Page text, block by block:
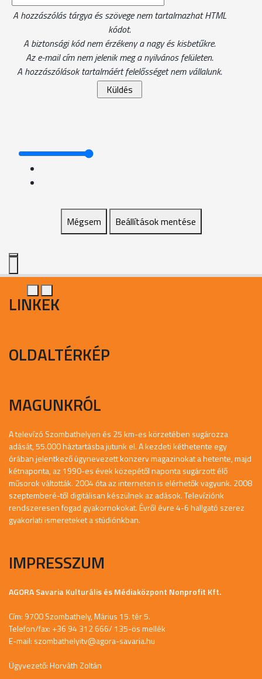
A hozzászólás tárgya és szövege nem tartalmazhat HTML
kódot.
A biztonsági kód nem érzékeny a nagy és kisbetűkre.
Az e-mail cím nem jelenik meg a nyilvános felületen.
A hozzászólások tartalmáért felelősséget nem vállalunk.
Mégsem Beállítások mentése
LINKEK
OLDALTÉRKÉP
MAGUNKRÓL
A televízó Szombathelyen és 25 km-es körzetében sugározza
adását, 55.000 háztartásba jutunk el. A kezdeti kéthetente egy
órában jelentkező úgynevezett konzerv magazinokat a hetente, majd
kétnaponta, az 1990-es évek közepétől naponta sugárzott élő
műsorok váltották. 2004 óta az interneten is elérhetők vagyunk. 2008
szeptemberé-től digitálisan készülnek az adások. Televíziónk
rendszeresen fogad gyakornokokat. Évről évre 4-6 hallgató szerez
gyakorlati ismereteket a stúdiónkban.
IMPRESSZUM
AGORA Savaria Kulturális és Médiaközpont Nonprofit Kft.
Cím: 9700 Szombathely, Márius 15. tér 5.
Telefon/fax: +36 94 312 666/ 135-ös mellék
E-mail: szombathelyitv@agora-savaria.hu
Ügyvezető: Horváth Zoltán